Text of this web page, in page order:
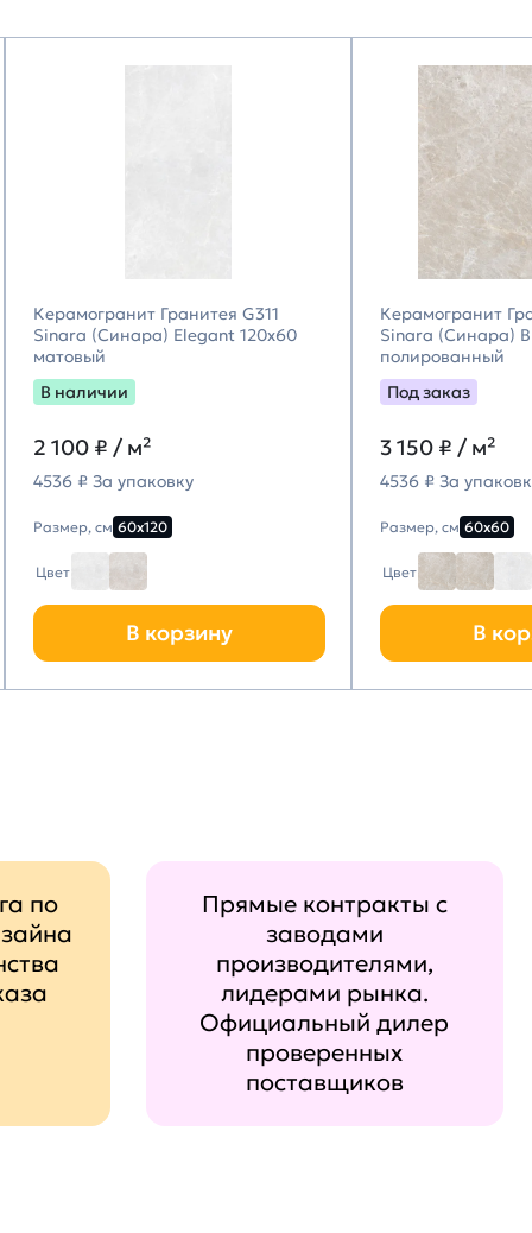
Керамогранит Гранитея G311
Sinara (Синара) Elegant 120х60
матовый
В наличии
2 100 ₽ / м²
4536 ₽ За упаковку
Размер, см 60х120
Цвет
В корзину
Керамогранит
Sinara (Синара)
полированный
Под заказ
3 150 ₽ / м²
4536 ₽ За
Размер, см 60х60
Цвет
В
по
Прямые контракты с
заводами
производителями,
лидерами рынка.
Официальный дилер
проверенных
поставщиков